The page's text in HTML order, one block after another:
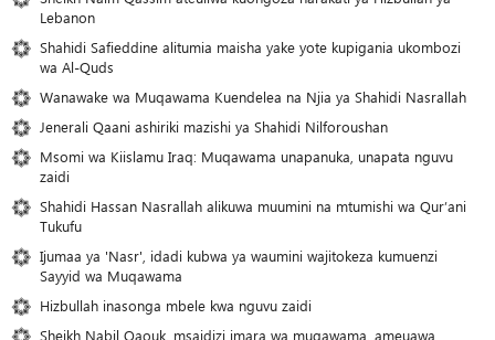
Lebanon
Shahidi Safieddine alitumia maisha yake yote kupigania ukombozi
wa Al-Quds
Wanawake wa Muqawama Kuendelea na Njia ya Shahidi Nasrallah
Jenerali Qaani ashiriki mazishi ya Shahidi Nilforoushan
Msomi wa Kiislamu Iraq: Muqawama unapanuka, unapata nguvu
zaidi
Shahidi Hassan Nasrallah alikuwa muumini na mtumishi wa Qur’ani
Tukufu
Ijumaa ya 'Nasr', idadi kubwa ya waumini wajitokeza kumuenzi
Sayyid wa Muqawama
Hizbullah inasonga mbele kwa nguvu zaidi
Sheikh Nabil Qaouk, msaidizi imara wa muqawama, ameuawa